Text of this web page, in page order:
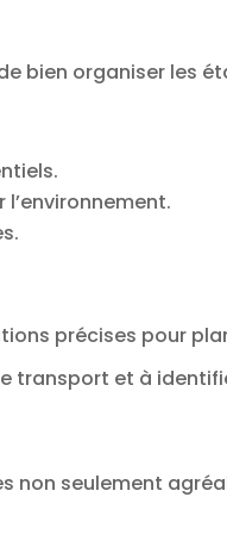
bien organiser les
précises pour
transport et à
non seulement